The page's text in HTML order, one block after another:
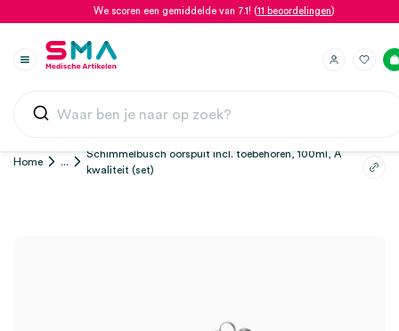
We scoren een gemiddelde van 7.1! (11 beoordelingen)
Home ...
Schimmelbusch oorspuit incl. toebehoren, 100ml, A
kwaliteit (set)